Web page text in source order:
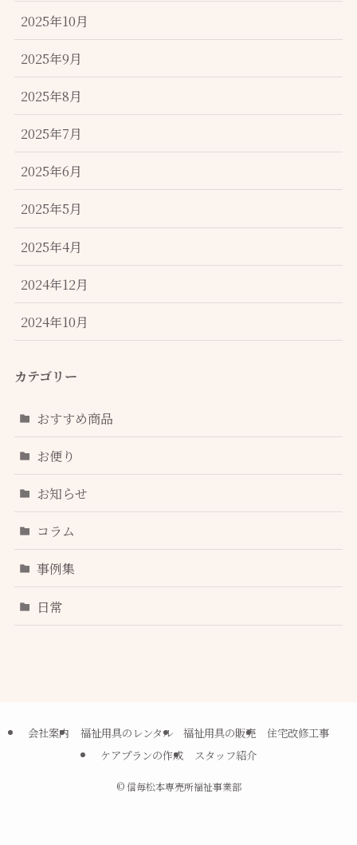
2025年10月
2025年9月
2025年8月
2025年7月
2025年6月
2025年5月
2025年4月
2024年12月
2024年10月
カテゴリー
おすすめ商品
お便り
お知らせ
コラム
事例集
日常
会社案内 福祉用具のレンタル 福祉用具の販売
住宅改修工事
ケアプランの作成
スタッフ紹介
©信毎松本専売所福祉事業部